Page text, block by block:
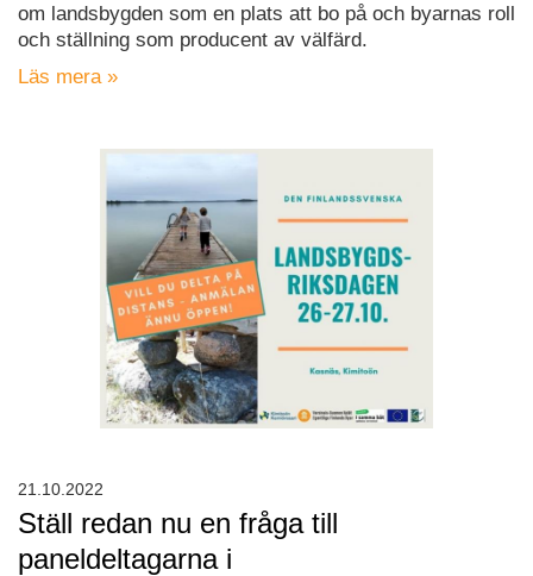
om landsbygden som en plats att bo på och byarnas roll
och ställning som producent av välfärd.
Läs mera »
Ställ redan nu en fråga till
paneldeltagarna i
21.10.2022